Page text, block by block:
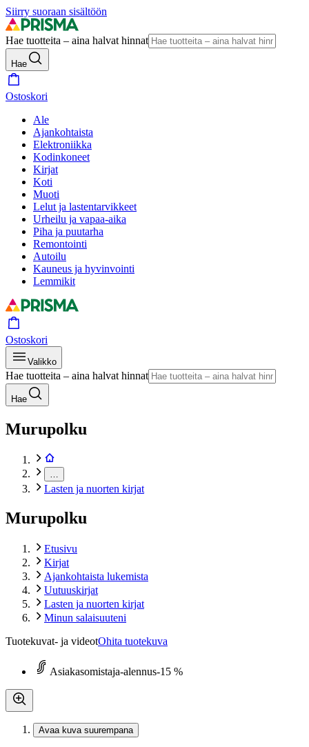
Siirry suoraan sisältöön
Hae tuotteita – aina halvat hinnat
Hae
Ostoskori
Ale
Ajankohtaista
Elektroniikka
Kodinkoneet
Kirjat
Koti
Muoti
Lelut ja lastentarvikkeet
Urheilu ja vapaa-aika
Piha ja puutarha
Remontointi
Autoilu
Kauneus ja hyvinvointi
Lemmikit
Ostoskori
Valikko
Hae tuotteita – aina halvat hinnat
Hae
Murupolku
Lasten ja nuorten kirjat
Murupolku
Etusivu
Kirjat
Ajankohtaista lukemista
Uutuuskirjat
Lasten ja nuorten kirjat
Minun salaisuuteni
Tuotekuvat- ja videotOhita tuotekuva
Asiakasomistaja-alennus-15 %
Avaa kuva suurempana